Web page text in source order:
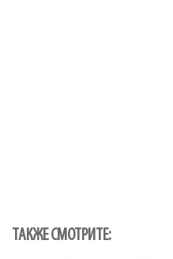
ТАКЖЕ СМОТРИТЕ: